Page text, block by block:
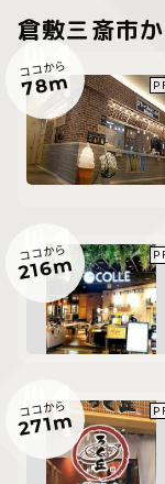
倉敷三斎市
ココから
78m
ココから
216m
ココから
271m